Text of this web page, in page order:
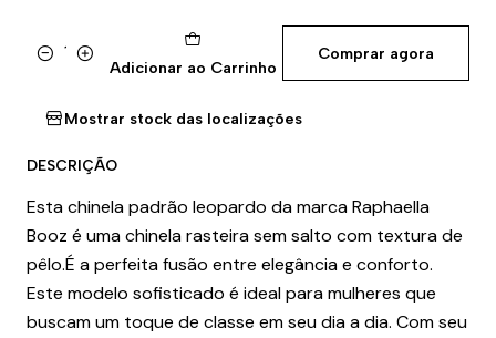
QuantidadeAdicionar ao Carrinho
Comprar agora
Mostrar stock das localizações
DESCRIÇÃO
Esta chinela padrão leopardo da marca Raphaella
Booz é uma chinela rasteira sem salto com textura de
pêlo.É a perfeita fusão entre elegância e conforto.
Este modelo sofisticado é ideal para mulheres que
buscam um toque de classe em seu dia a dia. Com seu